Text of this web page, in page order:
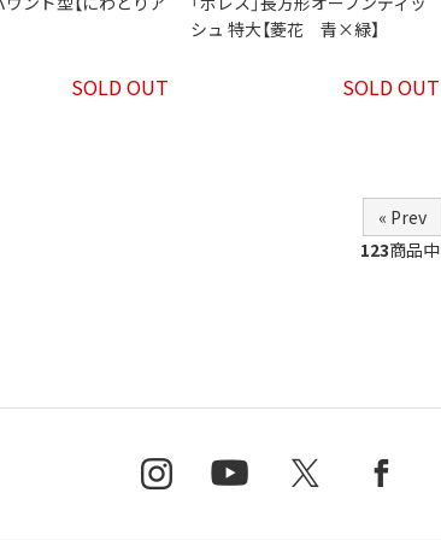
SOLD OUT
シュ 特大【菱花 青×緑】
SOLD OUT
« Prev
123商品中